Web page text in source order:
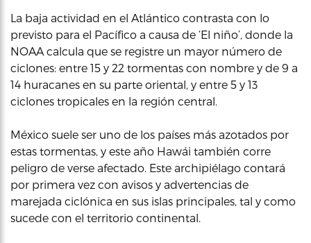
La baja actividad en el Atlántico contrasta con lo
previsto para el Pacífico a causa de ‘El niño’, donde la
NOAA calcula que se registre un mayor número de
ciclones: entre 15 y 22 tormentas con nombre y de 9 a
14 huracanes en su parte oriental, y entre 5 y 13
ciclones tropicales en la región central.
México suele ser uno de los países más azotados por
estas tormentas, y este año Hawái también corre
peligro de verse afectado. Este archipiélago contará
por primera vez con avisos y advertencias de
marejada ciclónica en sus islas principales, tal y como
sucede con el territorio continental.